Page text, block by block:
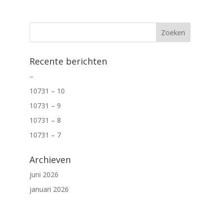
Recente berichten
–
10731 – 10
10731 – 9
10731 – 8
10731 – 7
Archieven
juni 2026
januari 2026